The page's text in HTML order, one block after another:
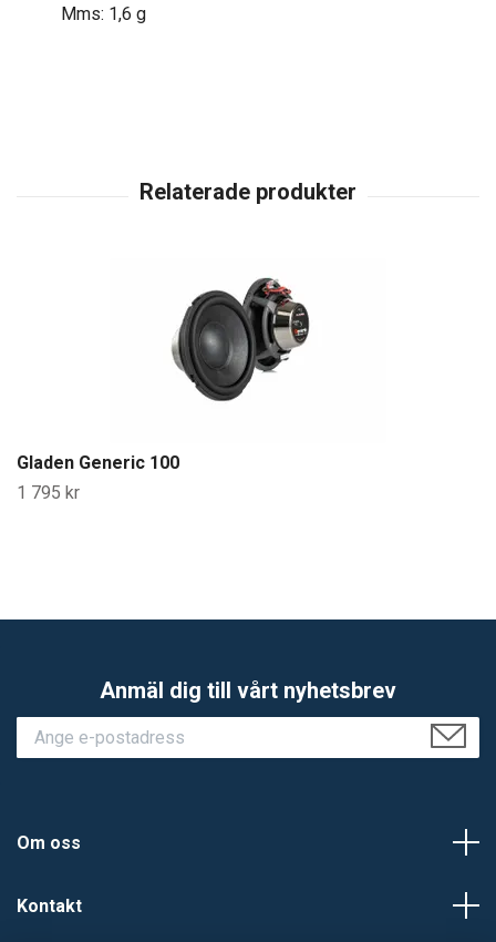
Mms: 1,6 g
Gladen Generic 100
1 795 kr
Anmäl dig till vårt nyhetsbrev
Om oss
Kontakt